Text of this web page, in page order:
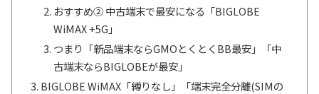
おすすめ② 中古端末で最安になる「BIGLOBE
WiMAX +5G」
つまり「新品端末ならGMOとくとくBB最安」「中
古端末ならBIGLOBEが最安」
BIGLOBE WiMAX「縛りなし」「端末完全分離(SIMの